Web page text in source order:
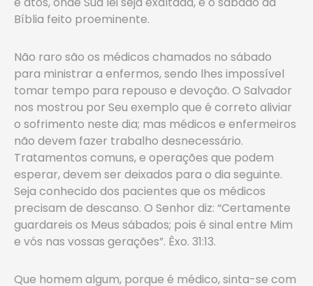
Bíblia feito proeminente.
Não raro são os médicos chamados no sábado
para ministrar a enfermos, sendo lhes impossível
tomar tempo para repouso e devoção. O Salvador
nos mostrou por Seu exemplo que é correto aliviar
o sofrimento neste dia; mas médicos e enfermeiros
não devem fazer trabalho desnecessário.
Tratamentos comuns, e operações que podem
esperar, devem ser deixados para o dia seguinte.
Seja conhecido dos pacientes que os médicos
precisam de descanso. O Senhor diz: “Certamente
guardareis os Meus sábados; pois é sinal entre Mim
e vós nas vossas gerações”. Êxo. 31:13.
Que homem algum, porque é médico, sinta-se com